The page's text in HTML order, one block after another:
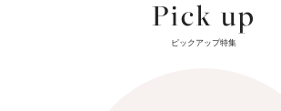
Pick up
ピックアップ特集